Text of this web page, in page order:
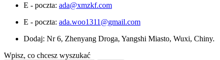
E - poczta: ada@xmzkf.com
E - poczta: ada.woo1311@gmail.com
Dodaj: Nr 6, Zhenyang Droga, Yangshi Miasto, Wuxi, Chiny.
Wpisz, co chcesz wyszukać